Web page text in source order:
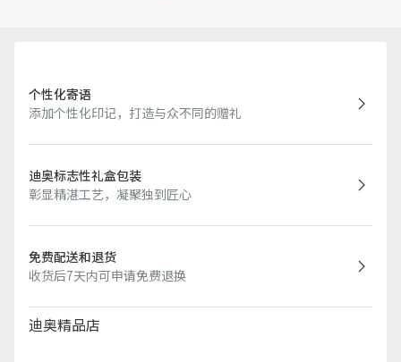
个性化寄语
添加个性化印记，打造与众不同的赠礼
迪奥标志性礼盒包装
彰显精湛工艺，凝聚独到匠心
免费配送和退货
收货后7天内可申请免费退换
迪奥精品店